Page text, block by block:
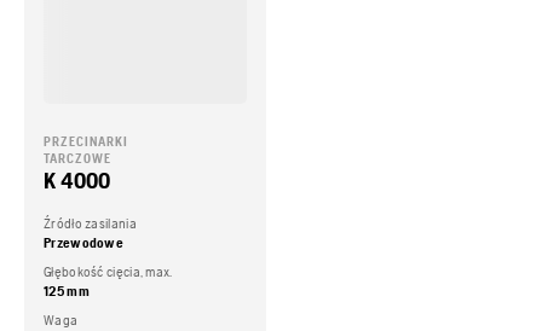
PRZECINARKI
TARCZOWE
K 4000
Źródło zasilania
Przewodowe
Głębokość cięcia, max.
125 mm
Waga